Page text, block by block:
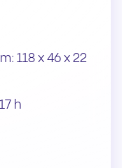
118 x 46 x 22
h